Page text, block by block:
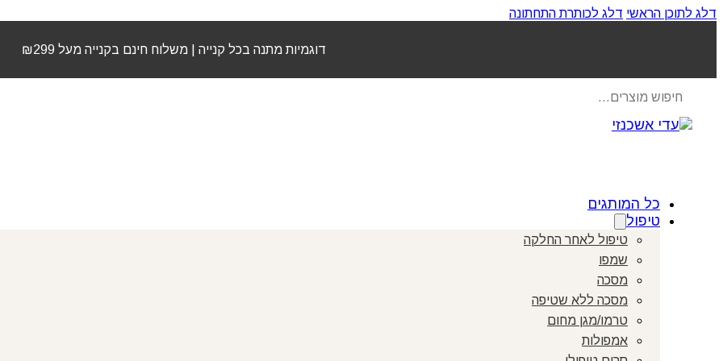
דלג לתוכן הראשי דלג לכותרת התחתונה
דוגמיות מתנה בכל קנייה | משלוח חינם בקנייה מעל ₪299
search
כל המותגים
טיפול
טיפול לאחר החלקה
שמפו
מסכה
מסכה ללא שטיפה
טרמו/מגן מחום
אמפולות